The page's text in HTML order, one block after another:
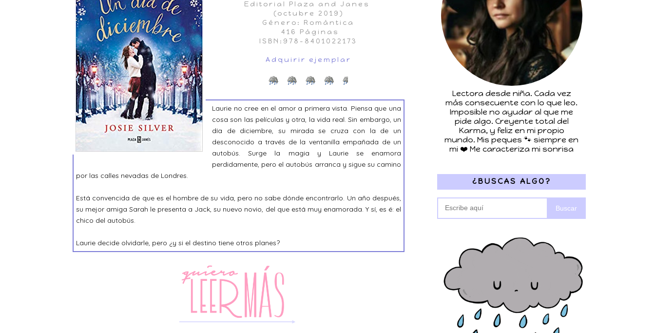
Editorial Plaza and Janes
(octubre 2019)
Género: Romántica
416 Páginas
ISBN:978-8401022173
Adquirir ejemplar
Laurie no cree en el amor a primera vista. Piensa que una
cosa son las películas y otra, la vida real. Sin embargo, un
día de diciembre, su mirada se cruza con la de un
desconocido a través de la ventanilla empañada de un
autobús. Surge la magia y Laurie se enamora
perdidamente, pero el autobús arranca y sigue su camino
por las calles nevadas de Londres.
Está convencida de que es el hombre de su vida, pero no sabe dónde encontrarlo. Un año después,
su mejor amiga Sarah le presenta a Jack, su nuevo novio, del que está muy enamorada. Y sí, es é: el
chico del autobús.
Laurie decide olvidarle, pero ¿y si el destino tiene otros planes?
Lectora desde niña. Cada vez
más consecuente con lo que leo.
Imposible no ayudar al que me
pide algo. Creyente total del
Karma, y feliz en mi propio
mundo. Mis peques 🐾 siempre en
mi ❤️ Me caracteriza mi sonrisa
¿BUSCAS ALGO?
Buscar